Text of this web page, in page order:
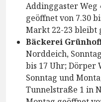
Addinggaster Weg
geöffnet von 7.30
Markt 22-23 bleibt
Bäckerei
Norddeich,
bis 17 Uhr; Dörper
Sonntag und
Tunnelstraße 1 in